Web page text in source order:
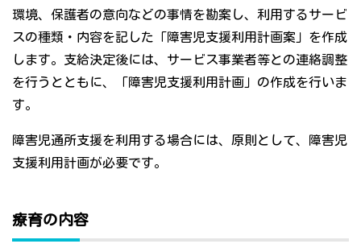
環境、保護者の意向などの事情を勘案し、利用するサービ
スの種類・内容を記した「障害児支援利用計画案」を作成
します。支給決定後には、サービス事業者等との連絡調整
を行うとともに、「障害児支援利用計画」の作成を行いま
す。
障害児通所支援を利用する場合には、原則として、障害児
支援利用計画が必要です。
療育の内容